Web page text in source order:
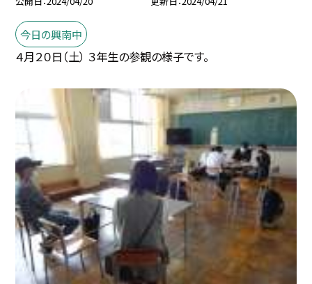
今日の興南中
４月２０日（土） ３年生の参観の様子です。